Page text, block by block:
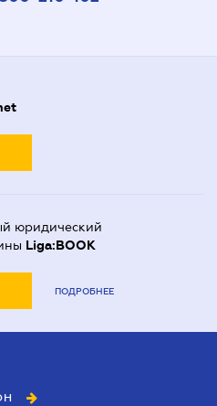
юридический
Liga:BOOK
ПОДРОБНЕЕ